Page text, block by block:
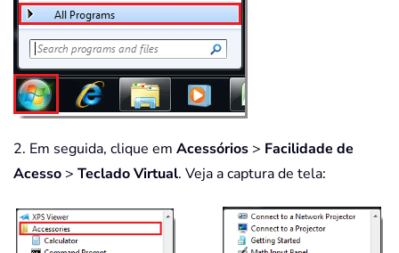
2. Em seguida, clique em Acessórios > Facilidade de
Acesso > Teclado Virtual. Veja a captura de tela: